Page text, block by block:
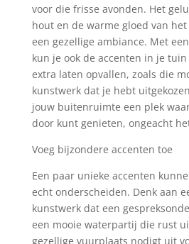
voor die frisse avonden. Het
hout en de warme gloed van
een gezellige ambiance. Met
kun je ook de accenten in je
extra laten opvallen, zoals die
kunstwerk dat je hebt
jouw buitenruimte een plek
door kunt genieten, ongeacht
Voeg bijzondere accenten toe
Een paar unieke accenten
echt onderscheiden. Denk aan
kunstwerk dat een
een mooie waterpartij die rust
gezellige vuurplaats nodigt uit